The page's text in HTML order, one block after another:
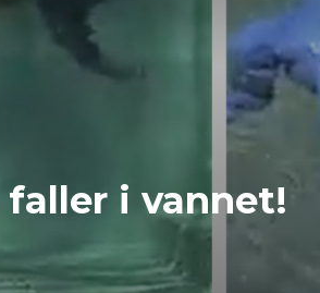
faller i vannet!